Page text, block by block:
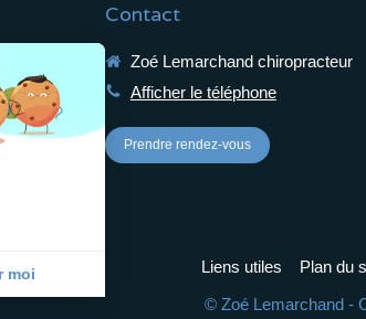
le-
Saran,
Denis-
La
Chécy,
Contact
Zoé Lemarchand chiropracteur
Afficher le téléphone
Prendre rendez-vous
Liens utiles Plan du
© Zoé Lemarchand -